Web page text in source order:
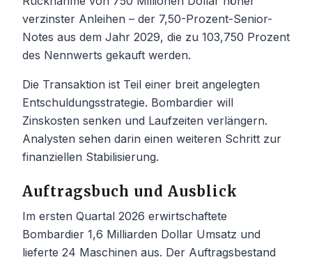
verzinster Anleihen – der 7,50-Prozent-Senior-
Notes aus dem Jahr 2029, die zu 103,750 Prozent
des Nennwerts gekauft werden.
Die Transaktion ist Teil einer breit angelegten
Entschuldungsstrategie. Bombardier will
Zinskosten senken und Laufzeiten verlängern.
Analysten sehen darin einen weiteren Schritt zur
finanziellen Stabilisierung.
Auftragsbuch und Ausblick
Im ersten Quartal 2026 erwirtschaftete
Bombardier 1,6 Milliarden Dollar Umsatz und
lieferte 24 Maschinen aus. Der Auftragsbestand